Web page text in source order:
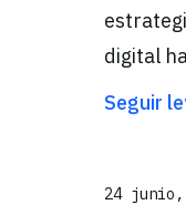
digital
Seguir
24 junio,